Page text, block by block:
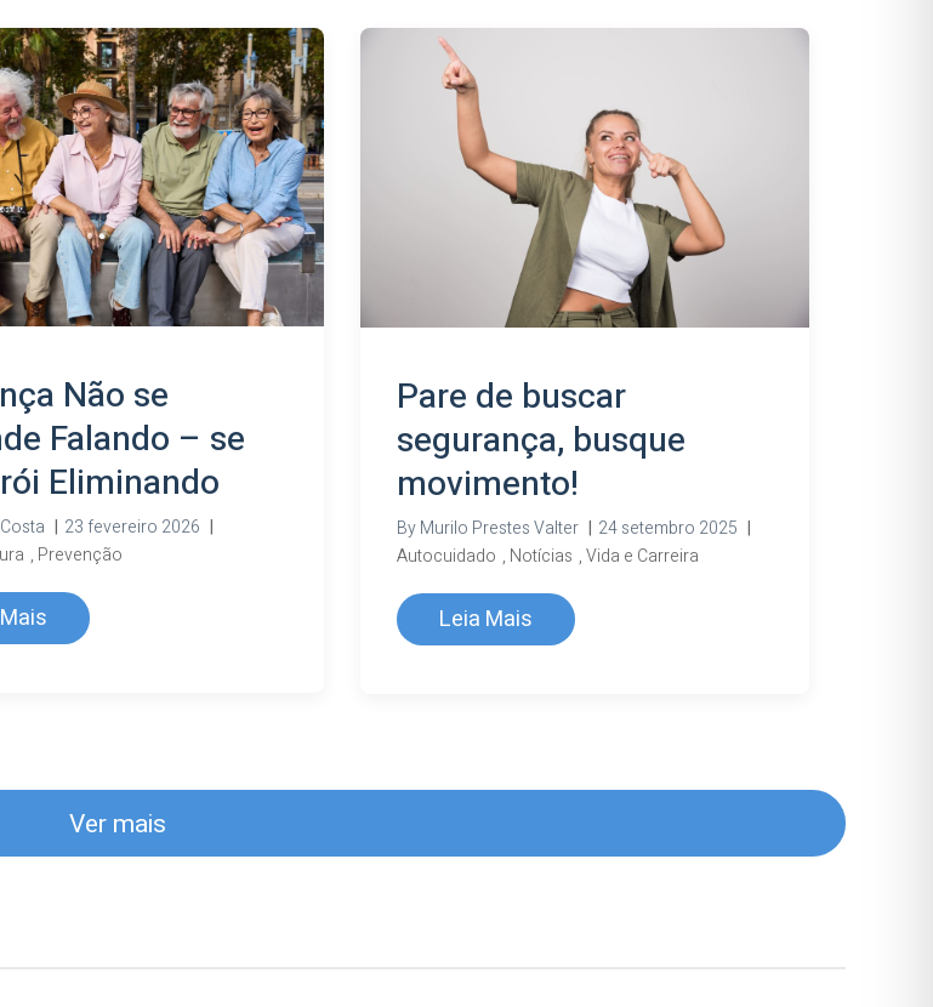
Não se
Falando – se
Eliminando
| 23 fevereiro 2026 |
, Prevenção
Pare de buscar
segurança, busque
movimento!
ByMurilo Prestes Valter | 24 setembro 2025 |
Autocuidado , Notícias ,Vida e Carreira
Leia Mais
Ver mais